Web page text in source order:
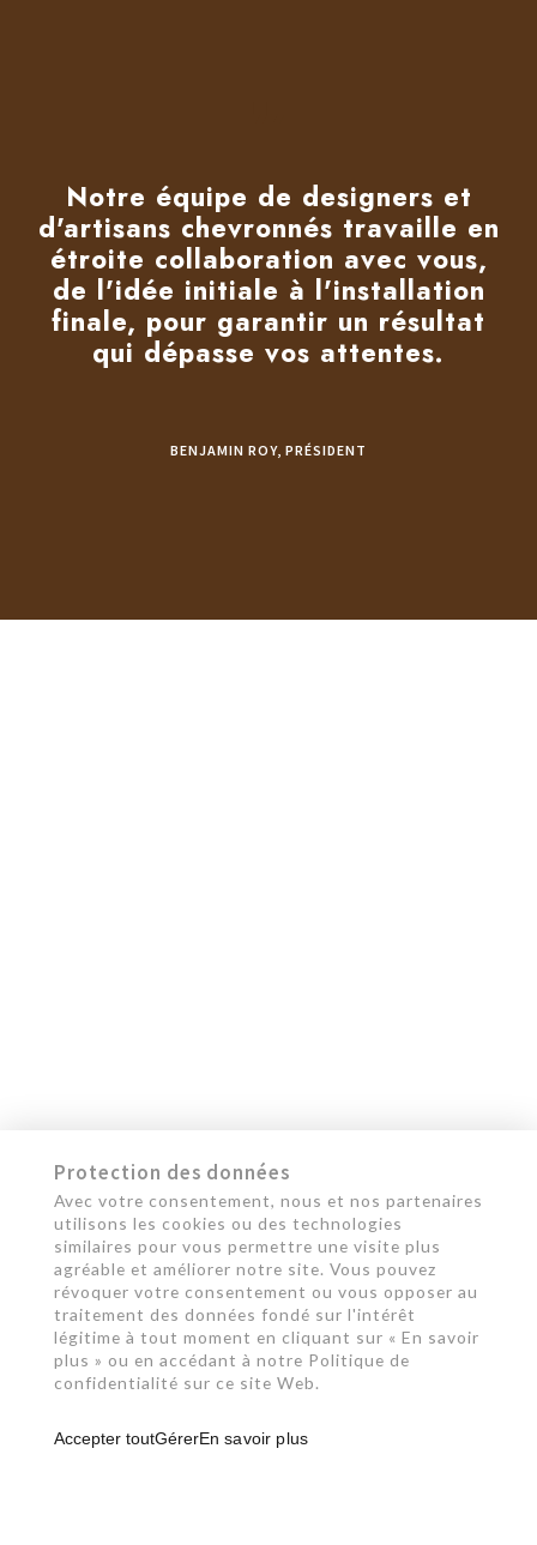
Protection des données
Avec votre consentement, nous et nos partenaires
utilisons les cookies ou des technologies
similaires pour vous permettre une visite plus
agréable et améliorer notre site. Vous pouvez
révoquer votre consentement ou vous opposer au
traitement des données fondé sur l'intérêt
légitime à tout moment en cliquant sur « En savoir
plus » ou en accédant à notre Politique de
confidentialité sur ce site Web.
Accepter toutGérerEn savoir plus
Notre équipe de designers et
d'artisans chevronnés travaille en
étroite collaboration avec vous,
de l'idée initiale à l'installation
finale, pour garantir un résultat
qui dépasse vos attentes.
BENJAMIN ROY, PRÉSIDENT